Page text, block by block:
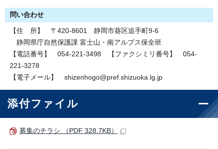
問い合わせ
【住 所】 〒420-8601 静岡市葵区追手町9-6
静岡県庁自然保護課 富士山・南アルプス保全班
【電話番号】 054-221-3498 【ファクシミリ番号】 054-
221-3278
【電子メール】 shizenhogo@pref.shizuoka.lg.jp
添付ファイル
募集のチラシ （PDF 328.7KB）